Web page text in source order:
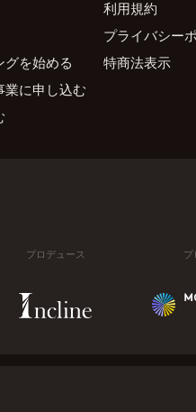
を始める
に申し込む
利用規約
プライバシー
特商法表示
プロデュース